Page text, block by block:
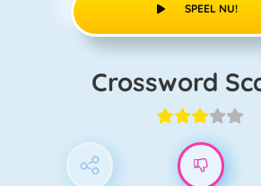
SPEEL NU!
Crossword